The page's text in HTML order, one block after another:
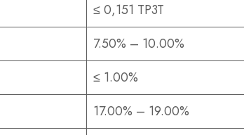
≤ 0,151 TP3T
7.50% – 10.00%
≤ 1.00%
17.00% – 19.00%